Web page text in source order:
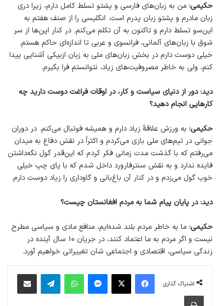
حکیمی: من به زبان‌های فارسی و پشتو تسلط کامل دارم، زیرا دری
زبان مادرم و پشتو زبان پدرم است. انگلیسی را از صنف هفتم به
این‌سو تسلط دارم و تاکنون به آن تکلم می‌کنم. در کنار این‌ها از سر
شوق با زبان‌های آلمانی، فرانسوی و عربی تا اندازه‌ای حاکم هستم.
خیلی دوست دارم در بخش زبان‌های ملی به زبان ازبیکی آشنایی پیدا
کنم، ولی به خاطر مصروفیت‌های زیاد، نتوانستم فرا بگیرم.
دید: دور از دنیای سیاست و کار، در اوقات فراغت دوست دارید چه
کار‌هایی انجام دهید؟
حکیمی: به ورزش علاقۀ زیاد دارم و همیشه فوتبال می‌کنم. در دوران
جوانی در تیم‌های ملی بازی می‌کردم و اکثراً در نقش دفاع به میدان
می‌رفتم که با گذشت مدت زمانی فکر کردم که این‌قدر گول نگه‌داشتن
فایده ندارد و به نقش سنترفارورد داخل شدم که با پای چپ خیلی
خوب گول می‌زدم و در کنار آن باغ‌بانی و گاوداری را زیاد دوست دارم.
دید: در پایان پیام شما به مردم افغانستان چیست؟
حکیمی: ما به خاطر مردم بلند شده‌ایم، منافع مادی و سیاسی مطرح
نیست و اگر مردم به ما اعتماد کنند، در جریان ۱۰ سال آینده در
زندگی سیاسی، اقتصادی و اجتماعی شان تغییراتی خواهیم آورد.
اشتراک گذاری
فیس بوک X پیام رسان واتس آپ تلگرام اشتراک گذاری از طریق ایمیل
چاپ